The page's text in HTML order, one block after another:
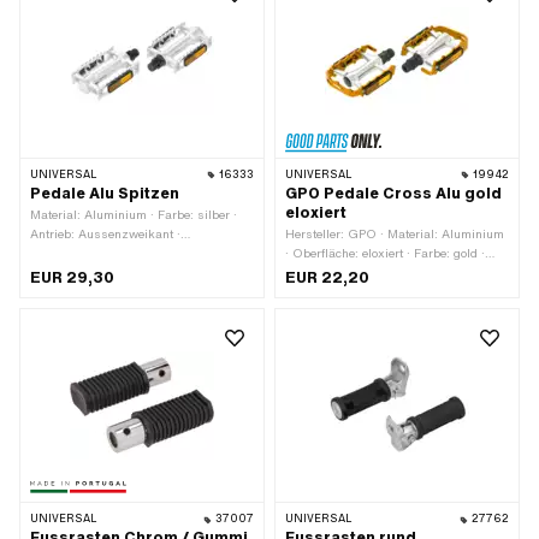
UNIVERSAL 16333
Pedale Alu Spitzen
Material: Aluminium · Farbe: silber ·
Antrieb: Aussenzweikant ·
Reflektoren: Ja
EUR 29,30
UNIVERSAL 19942
GPO Pedale Cross Alu gold
eloxiert
Hersteller: GPO · Material: Aluminium
· Oberfläche: eloxiert · Farbe: gold ·
Antrieb: Aussensechskant · Antrieb:
Innensechskant · Gewindeart: FG14.3
EUR 22,20
UNIVERSAL 37007 UNIVERSAL 27762